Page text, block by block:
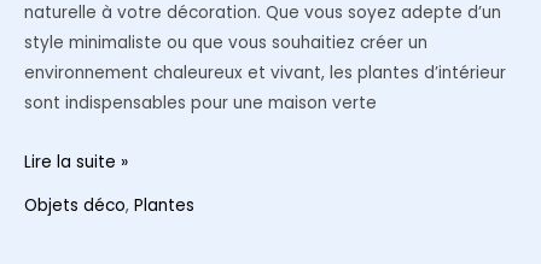
naturelle à votre décoration. Que vous soyez adepte d’un
style minimaliste ou que vous souhaitiez créer un
environnement chaleureux et vivant, les plantes d’intérieur
sont indispensables pour une maison verte
Plantes
Lire la suite »
Objets déco, Plantes